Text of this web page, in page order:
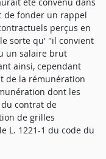
de fonder un rappel
perçus en
sorte qu' ''il convient
un salaire brut
ainsi, cependant
de la rémunération
dont les
contrat de
de grilles
L. 1221-1 du code du